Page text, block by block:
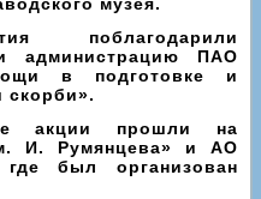
поблагодарили
администрацию ПАО
в подготовке и
скорби».
акции прошли на
И. Румянцева» и АО
был организован